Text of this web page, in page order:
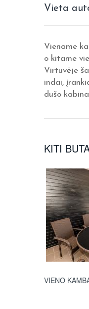
Vieta
Viename
o kitame
Virtuvėje
indai,
dušo
KITI
VIENO